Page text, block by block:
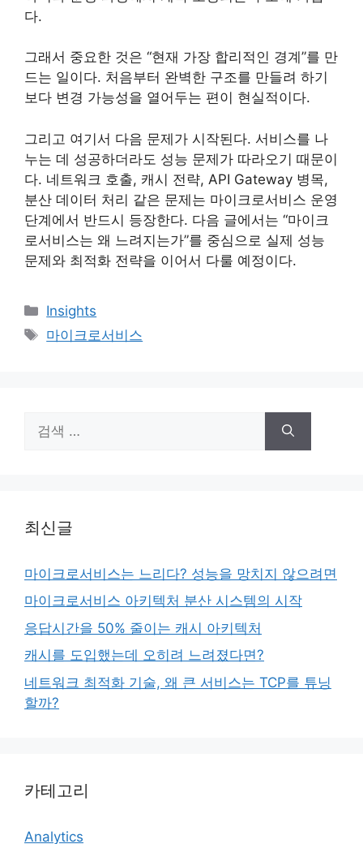
다.
그래서 중요한 것은 “현재 가장 합리적인 경계”를 만
드는 일이다. 처음부터 완벽한 구조를 만들려 하기
보다 변경 가능성을 열어두는 편이 현실적이다.
그리고 여기서 다음 문제가 시작된다. 서비스를 나
누는 데 성공하더라도 성능 문제가 따라오기 때문이
다. 네트워크 호출, 캐시 전략, API Gateway 병목,
분산 데이터 처리 같은 문제는 마이크로서비스 운영
단계에서 반드시 등장한다. 다음 글에서는 “마이크
로서비스는 왜 느려지는가”를 중심으로 실제 성능
문제와 최적화 전략을 이어서 다룰 예정이다.
카
테
고
Insights
태
마이크로서비스
색:
최신글
마이크로서비스는 느리다? 성능을 망치지 않으려면
마이크로서비스 아키텍처 분산 시스템의 시작
응답시간을 50% 줄이는 캐시 아키텍처
캐시를 도입했는데 오히려 느려졌다면?
네트워크 최적화 기술, 왜 큰 서비스는 TCP를 튜닝
할까?
카테고리
Analytics